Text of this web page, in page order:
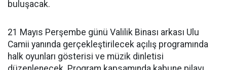
buluşacak.
21 Mayıs Perşembe günü Valilik Binası arkası Ulu
Camii yanında gerçekleştirilecek açılış programında
halk oyunları gösterisi ve müzik dinletisi